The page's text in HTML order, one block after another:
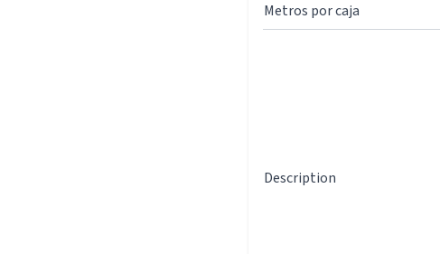
Metros por caja
Description